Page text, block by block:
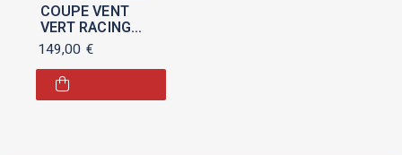
COUPE VENT
VERT RACING
"MONACO GRAND
PRIX HISTORIQUE
2026"
149,00 €